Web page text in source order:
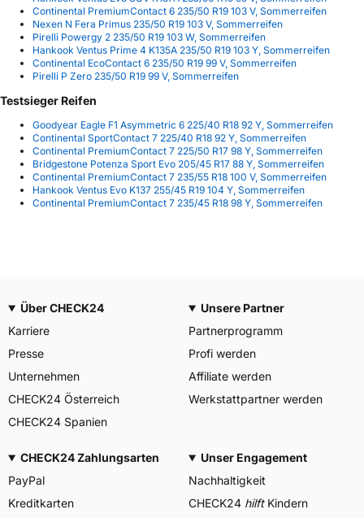
Continental PremiumContact 6 235/50 R19 103 V, Sommerreifen
Nexen N Fera Primus 235/50 R19 103 V, Sommerreifen
Pirelli Powergy 2 235/50 R19 103 W, Sommerreifen
Hankook Ventus Prime 4 K135A 235/50 R19 103 Y, Sommerreifen
Continental EcoContact 6 235/50 R19 99 V, Sommerreifen
Pirelli P Zero 235/50 R19 99 V, Sommerreifen
Testsieger Reifen
Goodyear Eagle F1 Asymmetric 6 225/40 R18 92 Y, Sommerreifen
Continental SportContact 7 225/40 R18 92 Y, Sommerreifen
Continental PremiumContact 7 225/50 R17 98 Y, Sommerreifen
Bridgestone Potenza Sport Evo 205/45 R17 88 Y, Sommerreifen
Continental PremiumContact 7 235/55 R18 100 V, Sommerreifen
Hankook Ventus Evo K137 255/45 R19 104 Y, Sommerreifen
Continental PremiumContact 7 235/45 R18 98 Y, Sommerreifen
Über CHECK24
Karriere
Presse
Unternehmen
CHECK24 Österreich
CHECK24 Spanien
Unsere Partner
Partnerprogramm
Profi werden
Affiliate werden
Werkstattpartner werden
CHECK24 Zahlungsarten
PayPal
Kreditkarten
Unser Engagement
Nachhaltigkeit
CHECK24 hilftKindern